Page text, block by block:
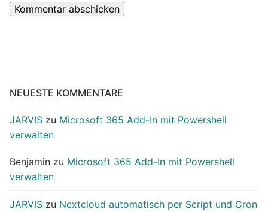
NEUESTE KOMMENTARE
JARVIS zu Microsoft 365 Add-In mit Powershell
verwalten
Benjamin zu Microsoft 365 Add-In mit Powershell
verwalten
JARVIS zu Nextcloud automatisch per Script und Cron